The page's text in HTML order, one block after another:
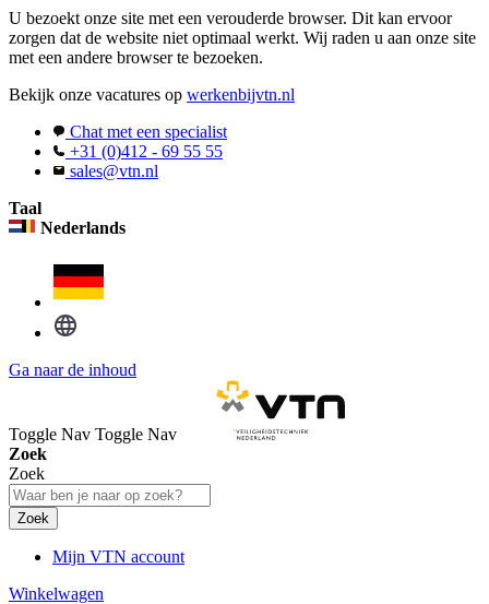
U bezoekt onze site met een verouderde browser. Dit kan ervoor
zorgen dat de website niet optimaal werkt. Wij raden u aan onze site
met een andere browser te bezoeken.
Bekijk onze vacatures op werkenbijvtn.nl
Chat met een specialist
+31 (0)412 - 69 55 55
sales@vtn.nl
Taal
Nederlands
Ga naar de inhoud
Toggle Nav Toggle Nav
Zoek
Zoek
Zoek
Mijn VTN account
Winkelwagen